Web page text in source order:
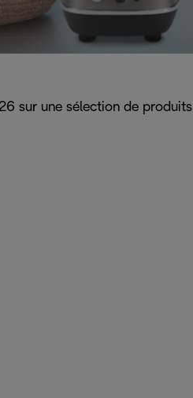
sur une sélection de produits